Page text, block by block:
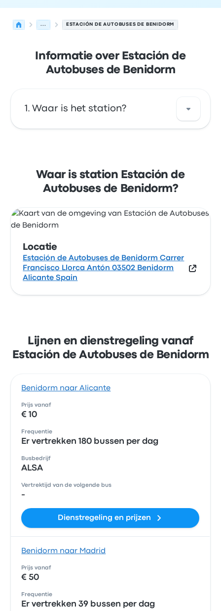
... ESTACIÓN DE AUTOBUSES DE BENIDORM
Informatie over Estación de
Autobuses de Benidorm
Waar is het station?
Benidorm Carrer Francisco Llorca Antón
03502 Benidorm Alicante Spain. Bekijk de
locatie van deze bushalte in Benidorm op de
Waar is station Estación de
Autobuses de Benidorm?
Locatie
Estación de Autobuses de Benidorm Carrer
Francisco Llorca Antón 03502 Benidorm
Alicante Spain
Lijnen en dienstregeling vanaf
Estación de Autobuses de Benidorm
Benidorm naar Alicante
Prijs vanaf
€ 10
Frequentie
Er vertrekken 180 bussen per dag
Busbedrijf
ALSA
Vertrektijd van de volgende bus
-
Dienstregeling en prijzen
Benidorm naar Madrid
Prijs vanaf
€ 50
Frequentie
Er vertrekken 39 bussen per dag